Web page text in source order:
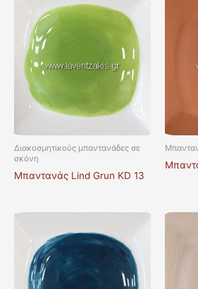
Διακοσμητικούς μπαντανάδες σε
σκόνη
Μπαντανάς Lind Grun KD 13